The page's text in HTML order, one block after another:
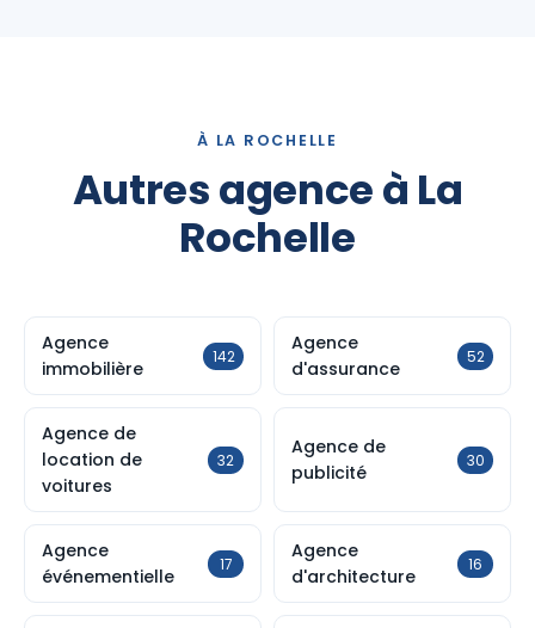
À LA ROCHELLE
Autres agence à La
Rochelle
Agence
immobilière
142
Agence
d'assurance
52
Agence de
location de
voitures
32
Agence de
publicité
30
Agence
événementielle
17
Agence
d'architecture
16